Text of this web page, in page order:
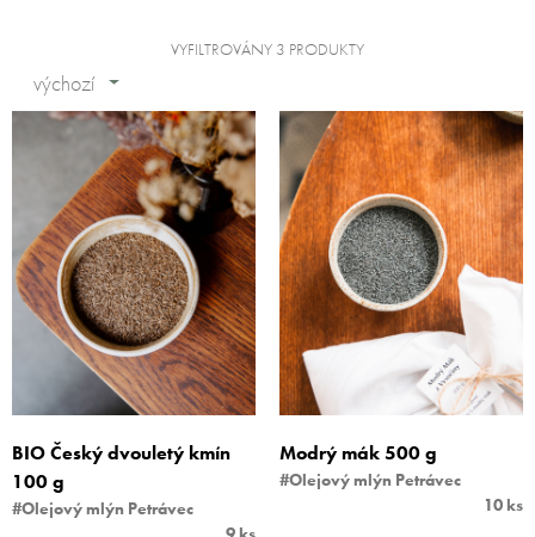
VYFILTROVÁNY 3 PRODUKTY
výchozí
BIO Český dvouletý kmín
100 g
#Olejový mlýn Petrávec
Modrý mák 500 g
#Olejový mlýn Petrávec
10 ks